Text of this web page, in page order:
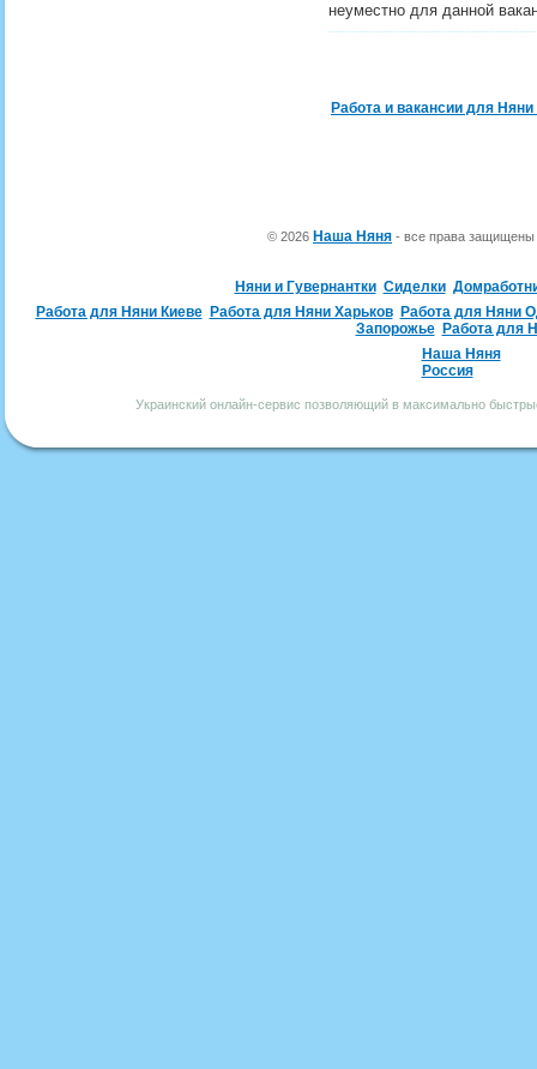
неуместно для данной
Работа и вакансии для
© 2026 Наша Няня - все права
Няни и Гувернантки Сиделки
Работа для Няни Киеве
Работа для Няни Харьков
Работа для Няни
Запорожье
Работа для
Наша Няня
Россия
Украинский онлайн-сервис позволяющий в максимально